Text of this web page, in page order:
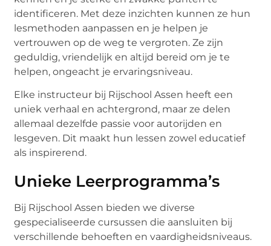
identificeren. Met deze inzichten kunnen ze hun
lesmethoden aanpassen en je helpen je
vertrouwen op de weg te vergroten. Ze zijn
geduldig, vriendelijk en altijd bereid om je te
helpen, ongeacht je ervaringsniveau.
Elke instructeur bij Rijschool Assen heeft een
uniek verhaal en achtergrond, maar ze delen
allemaal dezelfde passie voor autorijden en
lesgeven. Dit maakt hun lessen zowel educatief
als inspirerend.
Unieke Leerprogramma’s
Bij Rijschool Assen bieden we diverse
gespecialiseerde cursussen die aansluiten bij
verschillende behoeften en vaardigheidsniveaus.